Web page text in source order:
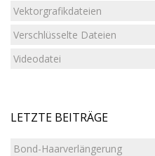
Vektorgrafikdateien
Verschlüsselte Dateien
Videodatei
LETZTE BEITRÄGE
Bond-Haarverlängerung